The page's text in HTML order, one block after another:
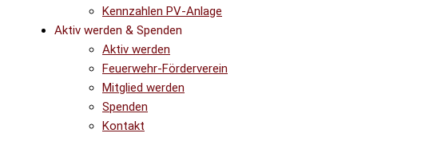
Kennzahlen PV-Anlage
Aktiv werden & Spenden
Aktiv werden
Feuerwehr-Förderverein
Mitglied werden
Spenden
Kontakt